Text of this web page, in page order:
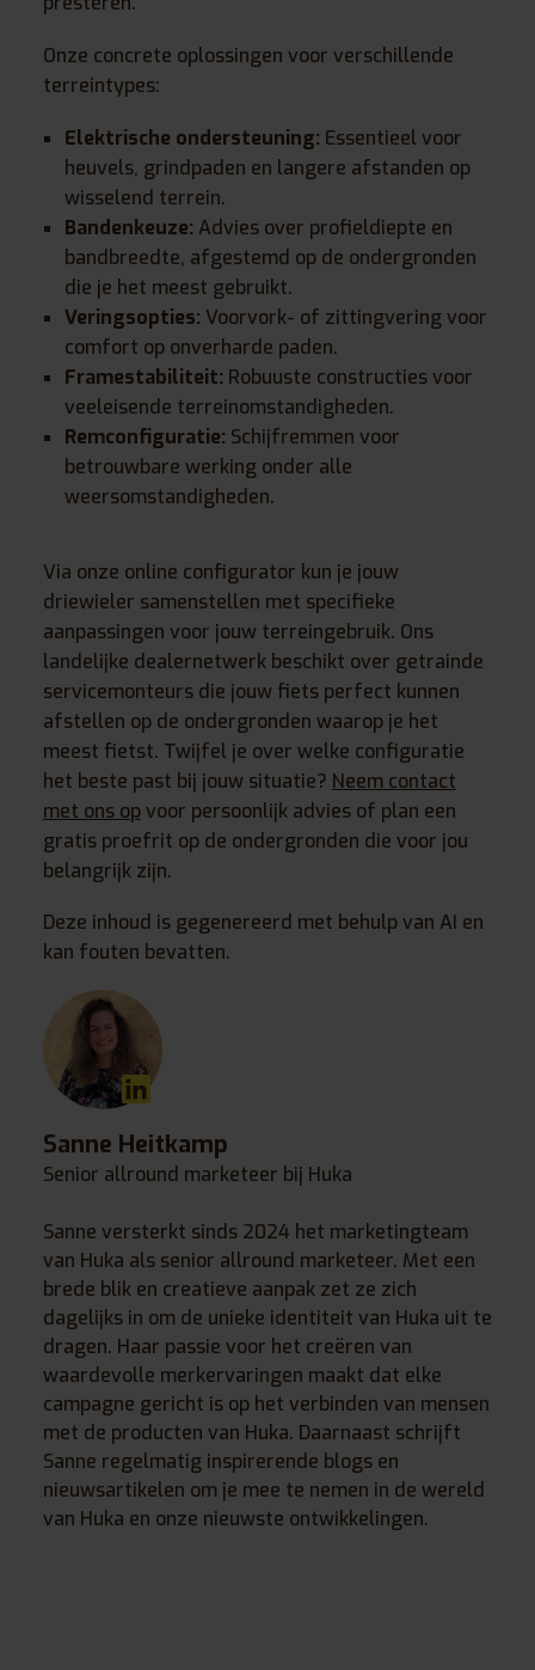
Onze concrete oplossingen voor verschillende
terreintypes:
Elektrische ondersteuning: Essentieel voor
heuvels, grindpaden en langere afstanden op
wisselend terrein.
Bandenkeuze: Advies over profieldiepte en
bandbreedte, afgestemd op de ondergronden
die je het meest gebruikt.
Veringsopties: Voorvork- of zittingvering voor
comfort op onverharde paden.
Framestabiliteit: Robuuste constructies voor
veeleisende terreinomstandigheden.
Remconfiguratie: Schijfremmen voor
betrouwbare werking onder alle
weersomstandigheden.
Via onze online configurator kun je jouw
driewieler samenstellen met specifieke
aanpassingen voor jouw terreingebruik. Ons
landelijke dealernetwerk beschikt over getrainde
servicemonteurs die jouw fiets perfect kunnen
afstellen op de ondergronden waarop je het
meest fietst. Twijfel je over welke configuratie
het beste past bij jouw situatie? Neem contact
met ons opvoor persoonlijk advies of plan een
gratis proefrit op de ondergronden die voor jou
belangrijk zijn.
Deze inhoud is gegenereerd met behulp van AI en
kan fouten bevatten.
Sanne Heitkamp
Senior allround marketeer bij Huka
Sanne versterkt sinds 2024 het marketingteam
van Huka als senior allround marketeer. Met een
brede blik en creatieve aanpak zet ze zich
dagelijks in om de unieke identiteit van Huka uit te
dragen. Haar passie voor het creëren van
waardevolle merkervaringen maakt dat elke
campagne gericht is op het verbinden van mensen
met de producten van Huka. Daarnaast schrijft
Sanne regelmatig inspirerende blogs en
nieuwsartikelen om je mee te nemen in de wereld
van Huka en onze nieuwste ontwikkelingen.